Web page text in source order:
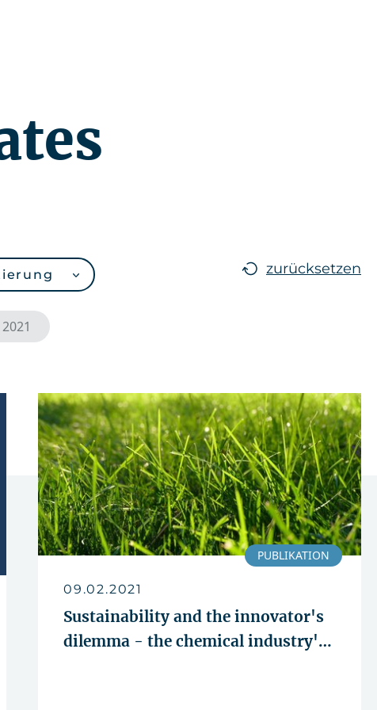
zurücksetzen
2021
PUBLIKATION
09.02.2021
Sustainability and the innovator's
dilemma - the chemical industry's